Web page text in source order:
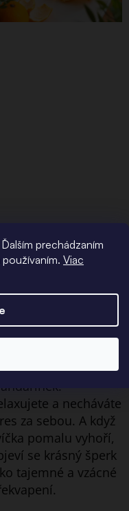
prechádzaním
Viac
MOMENT
svíčku a váš
se postupně
lahodnou vůní
a necháváte
za sebou. A když
pomalu vyhoří,
se krásný šperk
tajemné a vzácné